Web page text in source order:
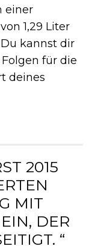
einer
1,29 Liter
kannst dir
für die
deines
2015
MIT
DER
“